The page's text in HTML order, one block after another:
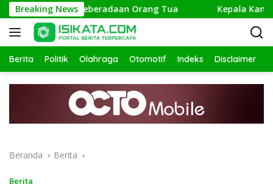
Langsung
ke
konten
Breaking News
Telusuri Keberadaan Orang Tua Kepala Kantor
Berita Politik Olahraga Otomotif Indeks Disclaimer
Beranda Berita
Berita